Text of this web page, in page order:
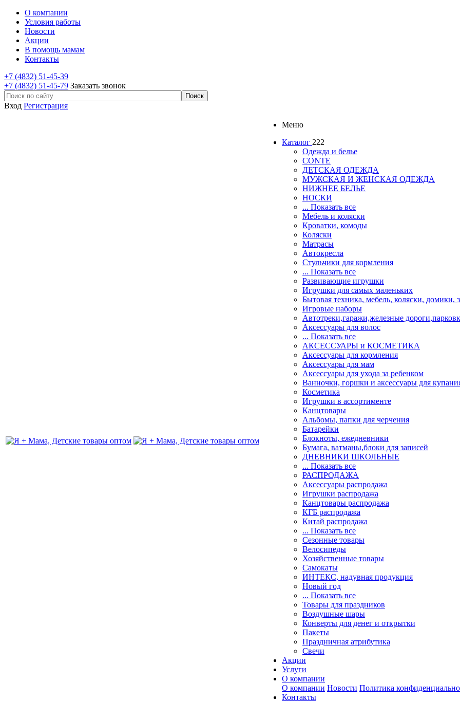
О компании
Условия работы
Новости
Акции
В помощь мамам
Контакты
+7 (4832) 51-45-39
+7 (4832) 51-45-79 Заказать звонок
Вход Регистрация
Меню
Каталог 222
Одежда и белье
CONTE
ДЕТСКАЯ ОДЕЖДА
МУЖСКАЯ И ЖЕНСКАЯ ОДЕЖДА
НИЖНЕЕ БЕЛЬЕ
НОСКИ
... Показать все
Мебель и коляски
Кроватки, комоды
Коляски
Матрасы
Автокресла
Стульчики для кормления
... Показать все
Развивающие игрушки
Игрушки для самых маленьких
Бытовая техника, мебель, коляски, домики,
Игровые наборы
Автотреки,гаражи,железные
Аксессуары для волос
... Показать все
АКСЕССУАРЫ и КОСМЕТИКА
Аксессуары для кормления
Аксессуары для мам
Аксессуары для ухода за ребенком
Ванночки, горшки и аксессуары для
Косметика
Игрушки в ассортименте
Канцтовары
Альбомы, папки для черчения
Батарейки
Блокноты, ежедневники
Бумага, ватманы,блоки для записей
ДНЕВНИКИ ШКОЛЬНЫЕ
... Показать все
РАСПРОДАЖА
Аксессуары распродажа
Игрушки распродажа
Канцтовары распродажа
КГБ распродажа
Китай распродажа
... Показать все
Сезонные товары
Велосипеды
Хозяйственные товары
Самокаты
ИНТЕКС, надувная продукция
Новый год
... Показать все
Товары для праздников
Воздушные шары
Конверты для денег и открытки
Пакеты
Праздничная атрибутика
Свечи
Акции
Услуги
О компании
О компании Новости Политика
Контакты